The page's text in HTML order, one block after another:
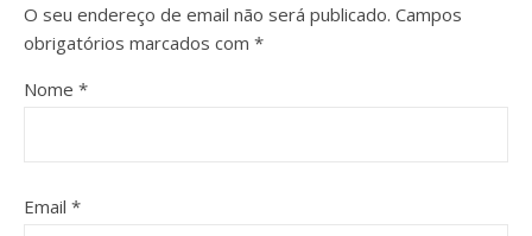
O seu endereço de email não será publicado. Campos
obrigatórios marcados com *
Nome *
Email *